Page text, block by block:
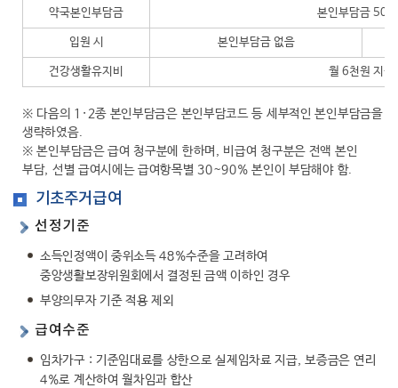
약국본인부담금 본인부담금 500
입원 시 본인부담금 없음
건강생활유지비 월 6천원 지원
※ 다음의 1·2종 본인부담금은 본인부담코드 등 세부적인 본인부담금을
생략하였음.
※ 본인부담금은 급여 청구분에 한하며, 비급여 청구분은 전액 본인
부담, 선별 급여시에는 급여항목별 30~90% 본인이 부담해야 함.
기초주거급여
선정기준
소득인정액이 중위소득 48%수준을 고려하여
중앙생활보장위원회에서 결정된 금액 이하인 경우
부양의무자 기준 적용 제외
급여수준
임차가구 : 기준임대료를 상한으로 실제임차료 지급, 보증금은 연리
4%로 계산하여 월차임과 합산